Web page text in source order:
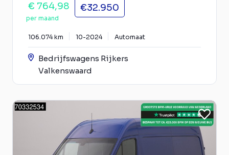
€ 764,98
per maand
€32.950
106.074 km 10-2024 Automaat
Bedrijfswagens Rijkers
Valkenswaard